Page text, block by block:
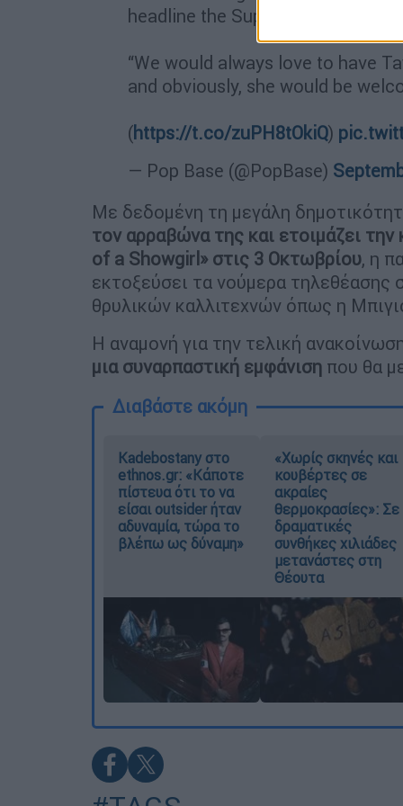
headline the Super Bowl halftime
“We would always love to have
and obviously, she would be
(https://t.co/zuPH8tOkiQ)
— Pop Base (@PopBase)
Με δεδομένη τη μεγάλη
τον αρραβώνα της και ετοιμάζει
of a Showgirl» στις 3 Οκτωβρίου, η
εκτοξεύσει τα νούμερα
θρυλικών καλλιτεχνών όπως η
Η αναμονή για την τελική
μια συναρπαστική εμφάνιση που θα
Διαβάστε ακόμη
Kadebostany στο
ethnos.gr: «Κάποτε
πίστευα ότι το να
είσαι outsider ήταν
αδυναμία, τώρα το
βλέπω ως δύναμη»
«Χωρίς σκηνές και
κουβέρτες σε
ακραίες
θερμοκρασίες»: Σε
δραματικές
συνθήκες χιλιάδες
μετανάστες στη
Θέουτα